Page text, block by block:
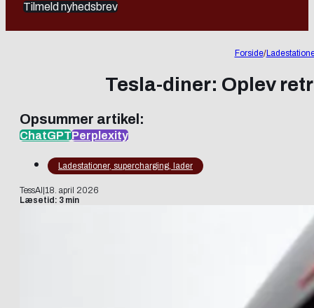
Tilmeld nyhedsbrev
Forside/
Tesla-diner: Oplev
Opsummer artikel:
ChatGPTPerplexity
Ladestationer, supercharging, lader
TessAI 18. april 2026
Læsetid: 3 min